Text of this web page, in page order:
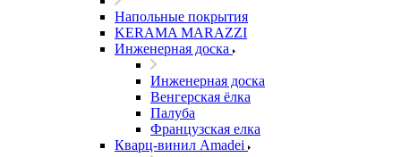
Напольные покрытия
KERAMA MARAZZI
Инженерная доска
Инженерная доска
Венгерская ёлка
Палуба
Французская елка
Кварц-винил Amadei